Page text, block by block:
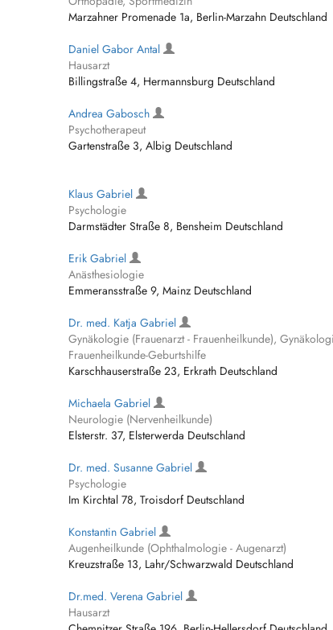
Marzahner Promenade 1a, Berlin-Marzahn Deutschland
Daniel Gabor Antal
Hausarzt
Billingstraße 4, Hermannsburg Deutschland
Andrea Gabosch
Psychotherapeut
Gartenstraße 3, Albig Deutschland
Klaus Gabriel
Psychologie
Darmstädter Straße 8, Bensheim Deutschland
Erik Gabriel
Anästhesiologie
Emmeransstraße 9, Mainz Deutschland
Dr. med. Katja Gabriel
Gynäkologie (Frauenarzt - Frauenheilkunde),
Frauenheilkunde-Geburtshilfe
Karschhauserstraße 23, Erkrath Deutschland
Michaela Gabriel
Neurologie (Nervenheilkunde)
Elsterstr. 37, Elsterwerda Deutschland
Dr. med. Susanne Gabriel
Psychologie
Im Kirchtal 78, Troisdorf Deutschland
Konstantin Gabriel
Augenheilkunde (Ophthalmologie - Augenarzt)
Kreuzstraße 13, Lahr/Schwarzwald Deutschland
Dr.med. Verena Gabriel
Hausarzt